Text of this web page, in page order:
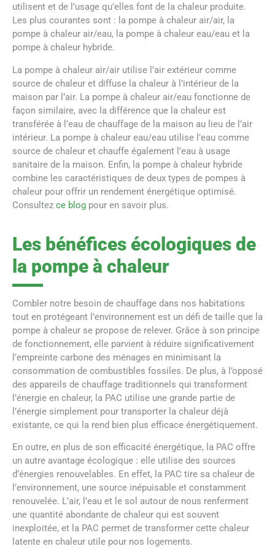
utilisent et de l’usage qu’elles font de la chaleur produite.
Les plus courantes sont : la pompe à chaleur air/air, la
pompe à chaleur air/eau, la pompe à chaleur eau/eau et la
pompe à chaleur hybride.
La pompe à chaleur air/air utilise l’air extérieur comme
source de chaleur et diffuse la chaleur à l’intérieur de la
maison par l’air. La pompe à chaleur air/eau fonctionne de
façon similaire, avec la différence que la chaleur est
transférée à l’eau de chauffage de la maison au lieu de l’air
intérieur. La pompe à chaleur eau/eau utilise l’eau comme
source de chaleur et chauffe également l’eau à usage
sanitaire de la maison. Enfin, la pompe à chaleur hybride
combine les caractéristiques de deux types de pompes à
chaleur pour offrir un rendement énergétique optimisé.
Consultez ce blog pour en savoir plus.
Les bénéfices écologiques de
la pompe à chaleur
Combler notre besoin de chauffage dans nos habitations
tout en protégeant l’environnement est un défi de taille que la
pompe à chaleur se propose de relever. Grâce à son principe
de fonctionnement, elle parvient à réduire significativement
l’empreinte carbone des ménages en minimisant la
consommation de combustibles fossiles. De plus, à l’opposé
des appareils de chauffage traditionnels qui transforment
l’énergie en chaleur, la PAC utilise une grande partie de
l’énergie simplement pour transporter la chaleur déjà
existante, ce qui la rend bien plus efficace énergétiquement.
En outre, en plus de son efficacité énergétique, la PAC offre
un autre avantage écologique : elle utilise des sources
d’énergies renouvelables. En effet, la PAC tire sa chaleur de
l’environnement, une source inépuisable et constamment
renouvelée. L’air, l’eau et le sol autour de nous renferment
une quantité abondante de chaleur qui est souvent
inexploitée, et la PAC permet de transformer cette chaleur
latente en chaleur utile pour nos logements.